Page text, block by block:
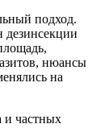
подход.
нюансы
на
и частных